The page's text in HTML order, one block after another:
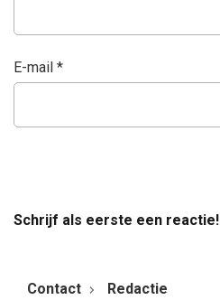
E-mail *
Schrijf als eerste een reactie!
Contact Redactie